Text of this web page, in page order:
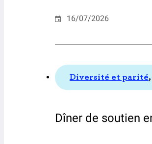
16/07/2026
Diversité et parité,
Dîner de soutien